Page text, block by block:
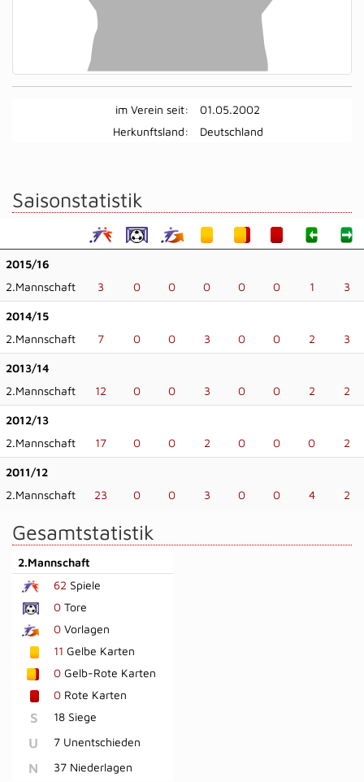
im Verein seit:
01.05.2002
Herkunftsland:
Deutschland
Saisonstatistik
2015/16
2.Mannschaft
3 0 0 0 0 0 1 3
2014/15
2.Mannschaft
7 0 0 3 0 0 2 3
2013/14
2.Mannschaft
12 0 0 3 0 0 2 2
2012/13
2.Mannschaft
17 0 0 2 0 0 0 2
2011/12
2.Mannschaft
23 0 0 3 0 0 4 2
Gesamtstatistik
2.Mannschaft
62 Spiele
0 Tore
0 Vorlagen
11 Gelbe Karten
0 Gelb-Rote Karten
0 Rote Karten
S 18 Siege
U 7 Unentschieden
N 37 Niederlagen